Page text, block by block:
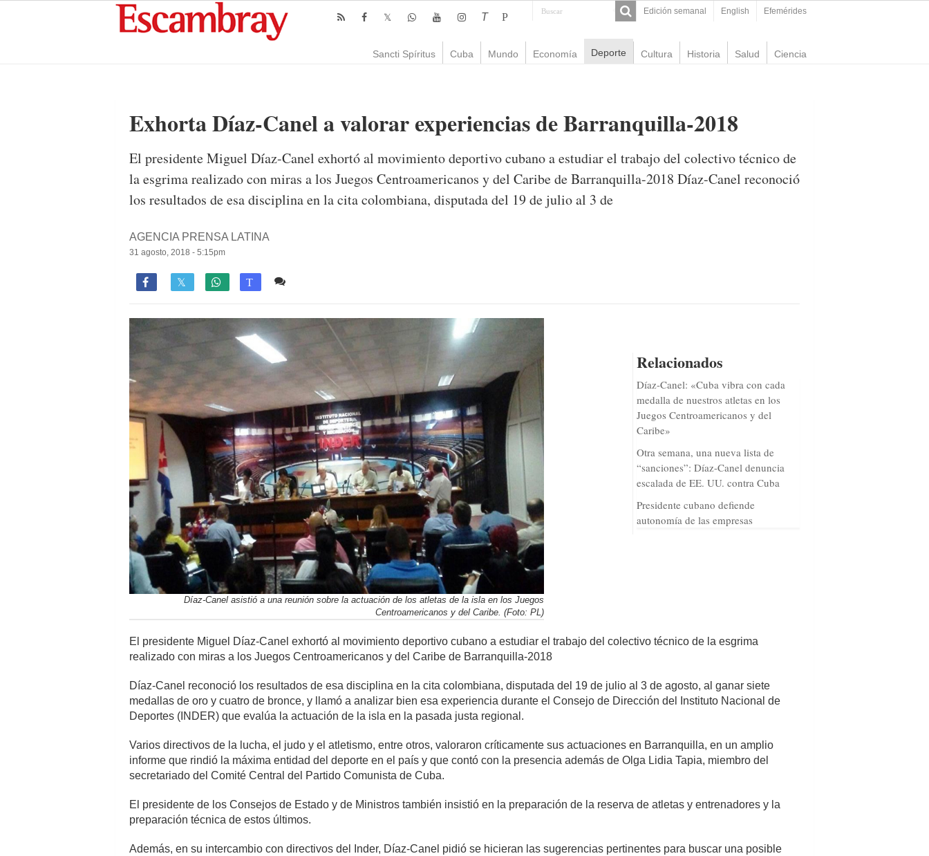
Edición semanal English Efemérides
T P
Sancti Spíritus Cuba Mundo Economía Deporte Cultura Historia Salud Ciencia
Exhorta Díaz-Canel a valorar experiencias de Barranquilla-2018
El presidente Miguel Díaz-Canel exhortó al movimiento deportivo cubano a estudiar el trabajo del colectivo técnico de
la esgrima realizado con miras a los Juegos Centroamericanos y del Caribe de Barranquilla-2018 Díaz-Canel reconoció
los resultados de esa disciplina en la cita colombiana, disputada del 19 de julio al 3 de
AGENCIA PRENSA LATINA
31 agosto, 2018 - 5:15pm
 T
Relacionados
Díaz-Canel: «Cuba vibra con cada
medalla de nuestros atletas en los
Juegos Centroamericanos y del
Caribe»
Otra semana, una nueva lista de
“sanciones”: Díaz-Canel denuncia
escalada de EE. UU. contra Cuba
Presidente cubano defiende
autonomía de las empresas
Díaz-Canel asistió a una reunión sobre la actuación de los atletas de la isla en los Juegos
Centroamericanos y del Caribe. (Foto: PL)
El presidente Miguel Díaz-Canel exhortó al movimiento deportivo cubano a estudiar el trabajo del colectivo técnico de la esgrima
realizado con miras a los Juegos Centroamericanos y del Caribe de Barranquilla-2018
Díaz-Canel reconoció los resultados de esa disciplina en la cita colombiana, disputada del 19 de julio al 3 de agosto, al ganar siete
medallas de oro y cuatro de bronce, y llamó a analizar bien esa experiencia durante el Consejo de Dirección del Instituto Nacional de
Deportes (INDER) que evalúa la actuación de la isla en la pasada justa regional.
Varios directivos de la lucha, el judo y el atletismo, entre otros, valoraron críticamente sus actuaciones en Barranquilla, en un amplio
informe que rindió la máxima entidad del deporte en el país y que contó con la presencia además de Olga Lidia Tapia, miembro del
secretariado del Comité Central del Partido Comunista de Cuba.
El presidente de los Consejos de Estado y de Ministros también insistió en la preparación de la reserva de atletas y entrenadores y la
preparación técnica de estos últimos.
Además, en su intercambio con directivos del Inder, Díaz-Canel pidió se hicieran las sugerencias pertinentes para buscar una posible